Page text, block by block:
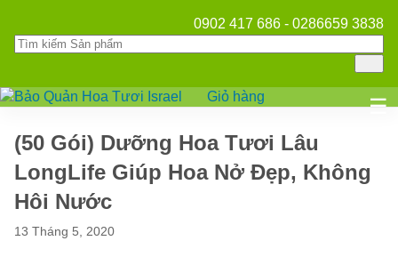
0902 417 686 - 0286659 3838
☰
Giỏ hàng
(50 Gói) Dưỡng Hoa Tươi Lâu
LongLife Giúp Hoa Nở Đẹp, Không
Hôi Nước
13 Tháng 5, 2020